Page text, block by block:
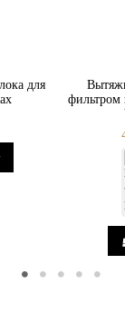
для
фильтром